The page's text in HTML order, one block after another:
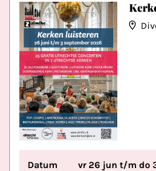
Datum vr 26 jun t/m do